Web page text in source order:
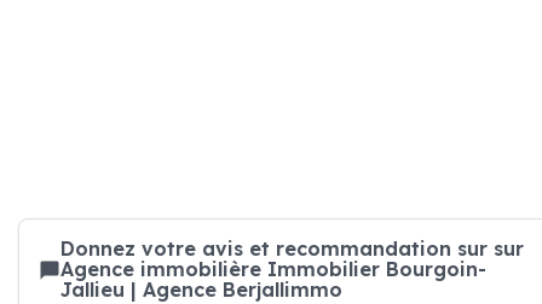
Donnez votre avis et recommandation sur sur
Agence immobilière Immobilier Bourgoin-
Jallieu | Agence Berjallimmo